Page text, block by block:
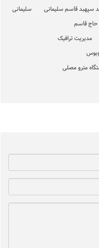
سپهبد قاسم سلیمانی
سلیمانی
حاج قاسم
مدیریت ترافیک
مترو مصلی